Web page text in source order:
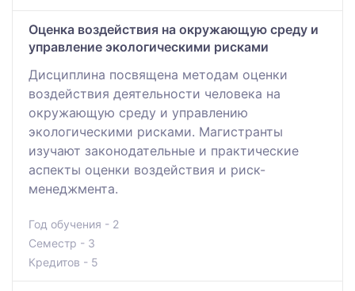
Оценка воздействия на окружающую среду и
управление экологическими рисками
Дисциплина посвящена методам оценки
воздействия деятельности человека на
окружающую среду и управлению
экологическими рисками. Магистранты
изучают законодательные и практические
аспекты оценки воздействия и риск-
менеджмента.
Год обучения - 2
Семестр - 3
Кредитов - 5